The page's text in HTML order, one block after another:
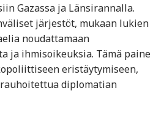
Gazassa ja Länsirannalla.
järjestöt, mukaan lukien
noudattamaan
ja ihmisoikeuksia. Tämä paine
eristäytymiseen,
diplomatian